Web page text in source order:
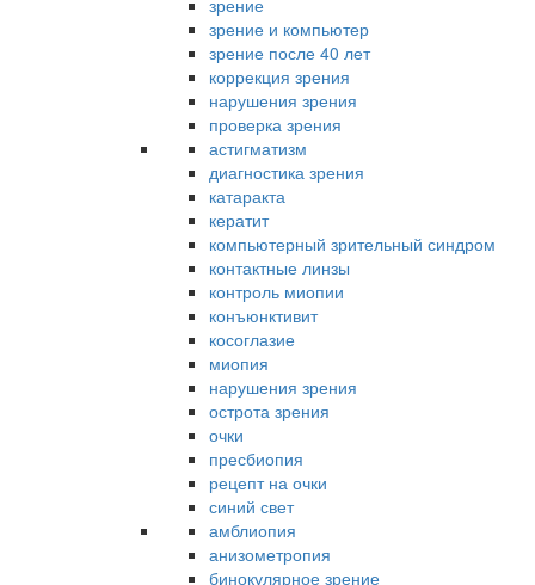
зрение
зрение и компьютер
зрение после 40 лет
коррекция зрения
нарушения зрения
проверка зрения
астигматизм
диагностика зрения
катаракта
кератит
компьютерный зрительный синдром
контактные линзы
контроль миопии
конъюнктивит
косоглазие
миопия
нарушения зрения
острота зрения
очки
пресбиопия
рецепт на очки
синий свет
амблиопия
анизометропия
бинокулярное зрение